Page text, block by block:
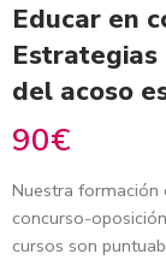
Educar en
del acoso
90€
Nuestra formación
concurso-
cursos son